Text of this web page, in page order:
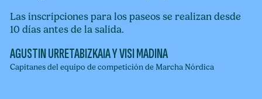
Las inscripciones para los paseos se realizan desde
10 días antes de la salida.
AGUSTIN URRETABIZKAIA Y VISI MADINA
Capitanes del equipo de competición de Marcha Nórdica